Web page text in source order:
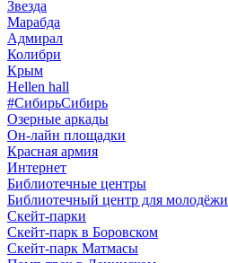
Звезда
Марабда
Адмирал
Колибри
Крым
Hellen hall
#СибирьСибирь
Озерные аркады
Он-лайн площадки
Красная армия
Интернет
Библиотечные центры
Библиотечный центр для молодёжи
Скейт-парки
Скейт-парк в Боровском
Скейт-парк Матмасы